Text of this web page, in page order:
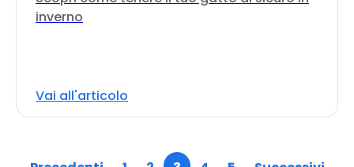
inverno
Vai all'articolo